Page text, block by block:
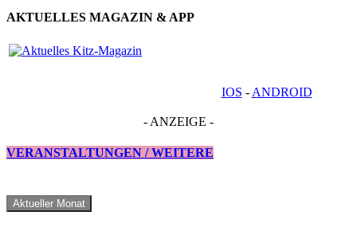
AKTUELLES MAGAZIN & APP
IOS - ANDROID
- ANZEIGE -
VERANSTALTUNGEN / WEITERE
Aktueller Monat